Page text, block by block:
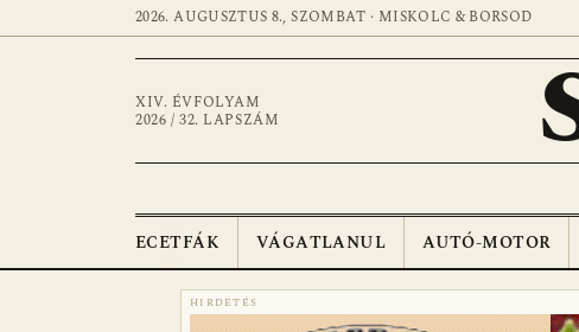
2026. AUGUSZTUS 8., SZOMBAT · MISKOLC & BORSOD
XIV. ÉVFOLYAM
2026 / 32. LAPSZÁM
ECETFÁK VÁGATLANUL AUTÓ-MOTOR
HIRDETÉS